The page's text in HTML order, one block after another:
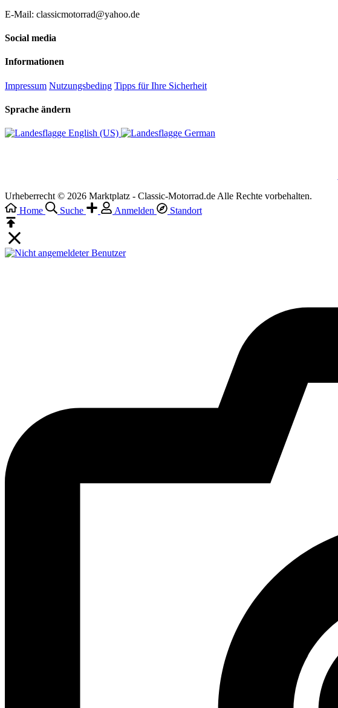
E-Mail: classicmotorrad@yahoo.de
Social media
Informationen
Impressum Nutzungsbeding Tipps für Ihre Sicherheit
Sprache ändern
English (US)‎ German‎
Urheberrecht © 2026 Marktplatz - Classic-Motorrad.de Alle Rechte vorbehalten.
Home
Suche Anmelden Standort